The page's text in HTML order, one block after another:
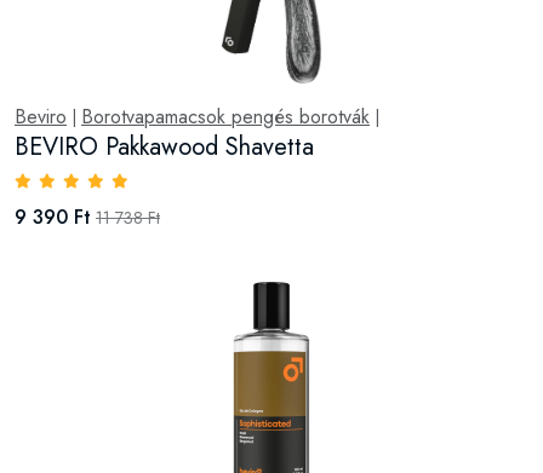
Beviro Borotvapamacsok pengés borotvák
BEVIRO Pakkawood Shavetta
9 390 Ft 11 738 Ft